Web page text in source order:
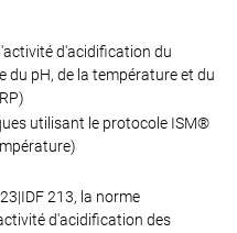
d'acidification du
du pH, de la température et du
utilisant le protocole ISM®
213, la norme
d'acidification des